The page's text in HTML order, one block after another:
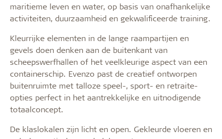
maritieme leven en water, op basis van onafhankelijke
activiteiten, duurzaamheid en gekwalificeerde training.
Kleurrijke elementen in de lange raampartijen en
gevels doen denken aan de buitenkant van
scheepswerfhallen of het veelkleurige aspect van een
containerschip. Evenzo past de creatief ontworpen
buitenruimte met talloze speel-, sport- en retraite-
opties perfect in het aantrekkelijke en uitnodigende
totaalconcept.
De klaslokalen zijn licht en open. Gekleurde vloeren en